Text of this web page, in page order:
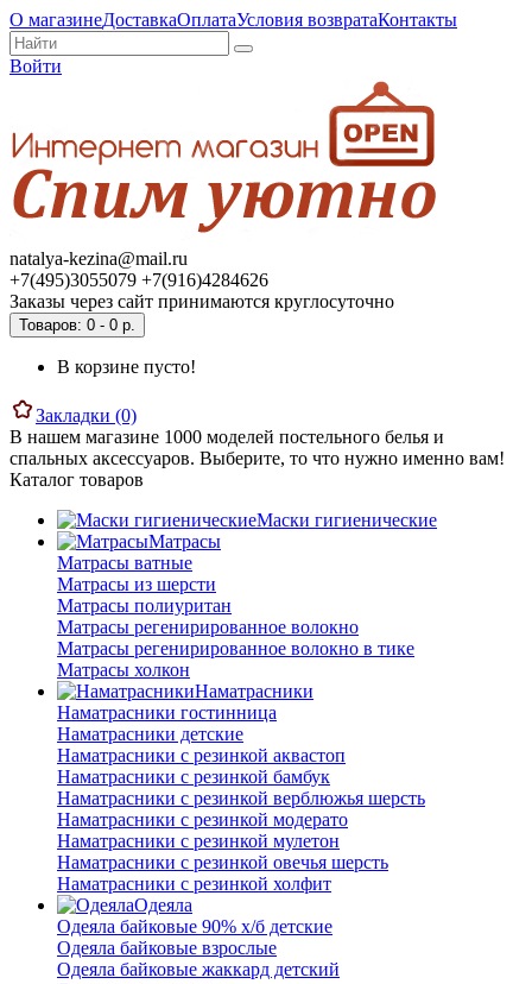
О магазинеДоставкаОплатаУсловия возвратаКонтакты
Войти
natalya-kezina@mail.ru
+7(495)3055079 +7(916)4284626
Заказы через сайт принимаются круглосуточно
Товаров: 0 - 0 р.
В корзине пусто!
Закладки (0)
В нашем магазине 1000 моделей постельного белья и
спальных аксессуаров. Выберите, то что нужно именно вам!
Каталог товаров
Маски гигиенические
Матрасы
Матрасы ватные
Матрасы из шерсти
Матрасы полиуритан
Матрасы регенирированное волокно
Матрасы регенирированное волокно в тике
Матрасы холкон
Наматрасники
Наматрасники гостинница
Наматрасники детские
Наматрасники с резинкой аквастоп
Наматрасники с резинкой бамбук
Наматрасники с резинкой верблюжья шерсть
Наматрасники с резинкой модерато
Наматрасники с резинкой мулетон
Наматрасники с резинкой овечья шерсть
Наматрасники с резинкой холфит
Одеяла
Одеяла байковые 90% х/б детские
Одеяла байковые взрослые
Одеяла байковые жаккард детский